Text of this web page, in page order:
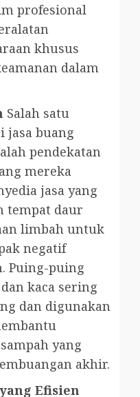
profesional
khusus
dalam
Salah satu
jasa buang
pendekatan
mereka
jasa yang
tempat daur
limbah untuk
negatif
Puing-puing
kaca sering
dan digunakan
yang
akhir.
Efisien